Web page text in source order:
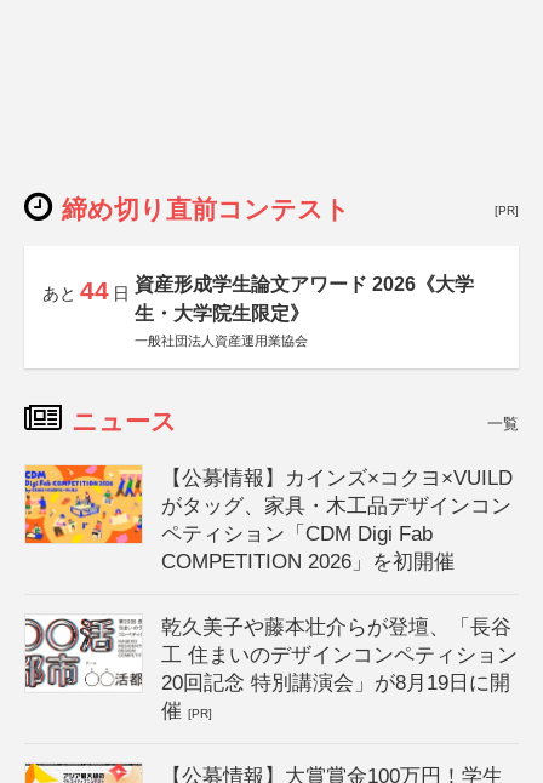
締め切り直前コンテスト [PR]
あと 44 日 資産形成学生論文アワード 2026《大学
生・大学院生限定》
一般社団法人資産運用業協会
ニュース 一覧
【公募情報】カインズ×コクヨ×VUILD
がタッグ、家具・木工品デザインコン
ペティション「CDM Digi Fab
COMPETITION 2026」を初開催
乾久美子や藤本壮介らが登壇、「長谷
工 住まいのデザインコンペティション
20回記念 特別講演会」が8月19日に開
催[PR]
【公募情報】大賞賞金100万円！学生